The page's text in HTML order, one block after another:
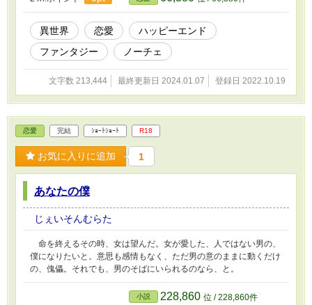
付けています ※続編「混血才女と春売る女」、スクルメインの番
外編「異邦人は恋を知らない」もありますので、そちらもぜひご覧
下さい
異世界 恋愛
ハッピーエンド
ファンタジー
ノーチェ
文字数 213,444 最終更新日 2024.01.07 登録日 2022.10.19
恋愛 完結 ｼｮｰﾄｼｮｰﾄ R18
お気に入りに追加 1
あなたの僕
じぇいそんむらた
命を終えるその時、女は望んだ。女が愛した、人ではない男の、
僕になりたいと。意思も感情もなく、ただ男の意のままに動くだけ
の、傀儡。それでも、男のそばにいられるのなら、と。
小説 228,860 位 / 228,860件